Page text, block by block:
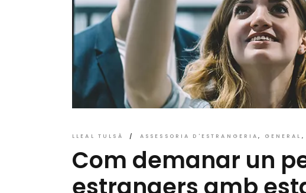
LLEAL TULSÀ ASSESSORIA D'ESTRANGERIA GENERAL
Com demanar un
estrangers amb